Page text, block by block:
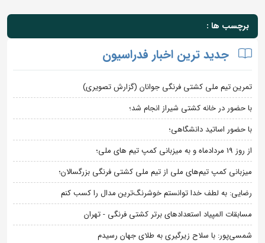
برچسب ها :
جدید ترین اخبار فدراسیون
تمرین تیم ملی کشتی فرنگی جوانان (گزارش تصویری)
با حضور در خانه کشتی شیراز انجام شد؛
با حضور اساتید دانشگاهی؛
از روز 19 مردادماه و به میزبانی کمپ تیم های ملی؛
میزبانی کمپ تیم‌های ملی از تیم ملی کشتی فرنگی بزرگسالان؛
رضایی: به لطف خدا توانستم خوشرنگ‌ترین مدال را کسب کنم
مسابقات المپیاد استعدادهای برتر کشتی فرنگی - تهران
شمسی‌پور: با سلاح زیرگیری به طلای جهان رسیدم